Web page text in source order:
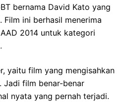
bernama David Kato yang
Film ini berhasil menerima
2014 untuk kategori
yaitu film yang mengisahkan
Jadi film benar-benar
nyata yang pernah terjadi.